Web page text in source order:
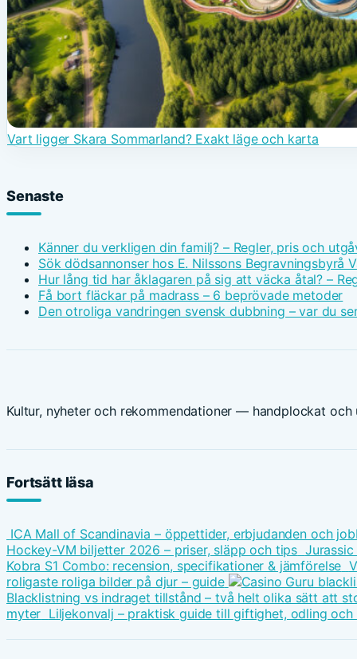
Vart ligger Skara Sommarland? Exakt läge och karta
Senaste
Känner du verkligen din familj? – Regler, pris och
Sök dödsannonser hos E. Nilssons Begravningsbyrå
Hur lång tid har åklagaren på sig att väcka åtal? –
Få bort fläckar på madrass – 6 beprövade metoder
Den otroliga vandringen svensk dubbning – var du
Kultur, nyheter och rekommendationer — handplockat
Fortsätt läsa
ICA Mall of Scandinavia – öppettider, erbjudanden och
Hockey-VM biljetter 2026 – priser, släpp och tips
Kobra S1 Combo: recension, specifikationer & jämförelse
roligaste roliga bilder på djur – guide
Blacklistning vs indraget tillstånd – två helt olika sätt att
myter Liljekonvalj – praktisk guide till giftighet, odling